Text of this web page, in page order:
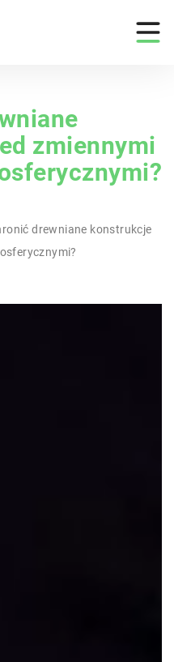
zmiennymi
drewniane konstrukcje